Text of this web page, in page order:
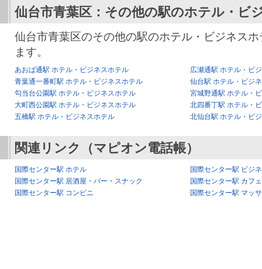
仙台市青葉区：その他の駅のホテル・ビ
仙台市青葉区のその他の駅のホテル・ビジネス
ます。
あおば通駅 ホテル・ビジネスホテル
広瀬通駅 ホテル・ビ
青葉通一番町駅 ホテル・ビジネスホテル
仙台駅 ホテル・ビジ
勾当台公園駅 ホテル・ビジネスホテル
宮城野通駅 ホテル・
大町西公園駅 ホテル・ビジネスホテル
北四番丁駅 ホテル・
五橋駅 ホテル・ビジネスホテル
北仙台駅 ホテル・ビ
関連リンク（マピオン電話帳）
国際センター駅 ホテル
国際センター駅 ビジ
国際センター駅 居酒屋・バー・スナック
国際センター駅 カフ
国際センター駅 コンビニ
国際センター駅 マッ